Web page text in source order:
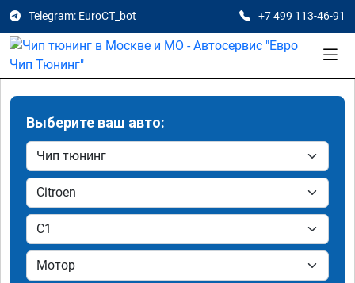
Telegram: EuroCT_bot +7 499 113-46-91
Выберите ваш авто: